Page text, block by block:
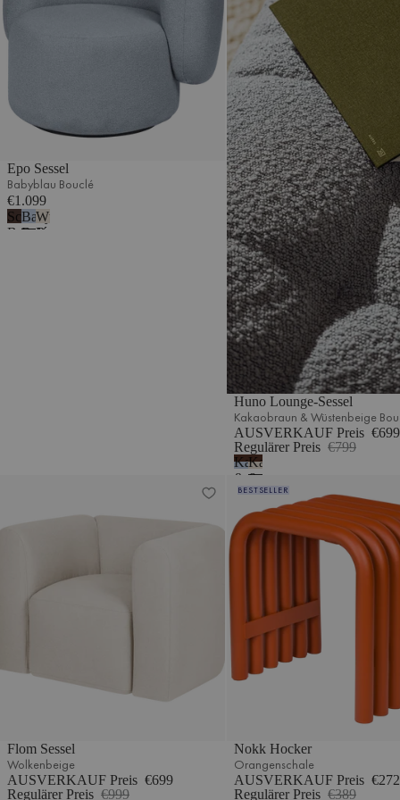
Epo Sessel
Babyblau Bouclé
€1.099
Schokoladenbrauner
Bouclé
Babyblau
Bouclé
Wüstenbeige
Bouclé
Huno Lounge-Sessel
Kakaobraun & Wüstenbeige
AUSVERKAUF Preis €699
Regulärer Preis €799
Kakaobraun
&
Babyblau
Kakaobraun
&
Wüstenbeige
Bouclé
Flom Sessel
Wolkenbeige
AUSVERKAUF Preis €699
Regulärer Preis €999
BESTSELLER
Nokk Hocker
Orangenschale
AUSVERKAUF Preis €272
Regulärer Preis €389